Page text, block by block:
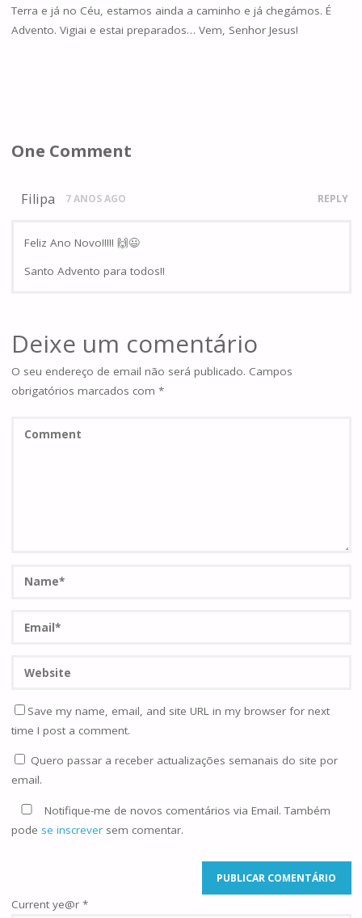
Terra e já no Céu, estamos ainda a caminho e já chegámos. É
Advento. Vigiai e estai preparados… Vem, Senhor Jesus!
One Comment
Filipa 7 ANOS AGO REPLY
Feliz Ano Novo!!!!! 🙌😃
Santo Advento para todos!!
Deixe um comentário
O seu endereço de email não será publicado. Campos
obrigatórios marcados com *
Save my name, email, and site URL in my browser for next
time I post a comment.
Quero passar a receber actualizações semanais do site por
email.
Notifique-me de novos comentários via Email. Também
pode se inscreversem comentar.
Current ye@r *